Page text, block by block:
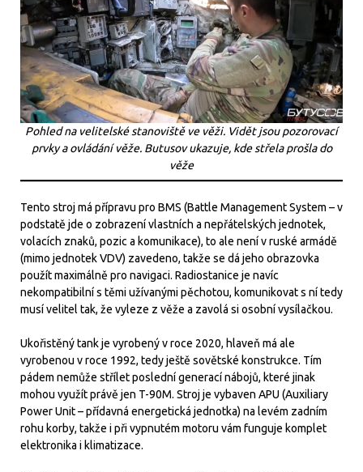
Pohled na velitelské stanoviště ve věži. Vidět jsou pozorovací
prvky a ovládání věže. Butusov ukazuje, kde střela prošla do
věže
Tento stroj má přípravu pro BMS (Battle Management System – v
podstatě jde o zobrazení vlastních a nepřátelských jednotek,
volacích znaků, pozic a komunikace), to ale není v ruské armádě
(mimo jednotek VDV) zavedeno, takže se dá jeho obrazovka
použít maximálně pro navigaci. Radiostanice je navíc
nekompatibilní s těmi užívanými pěchotou, komunikovat s ní tedy
musí velitel tak, že vyleze z věže a zavolá si osobní vysílačkou.
Ukořistěný tank je vyrobený v roce 2020, hlaveň má ale
vyrobenou v roce 1992, tedy ještě sovětské konstrukce. Tím
pádem nemůže střílet poslední generací nábojů, které jinak
mohou využít právě jen T-90M. Stroj je vybaven APU (Auxiliary
Power Unit – přídavná energetická jednotka) na levém zadním
rohu korby, takže i při vypnutém motoru vám funguje komplet
elektronika i klimatizace.